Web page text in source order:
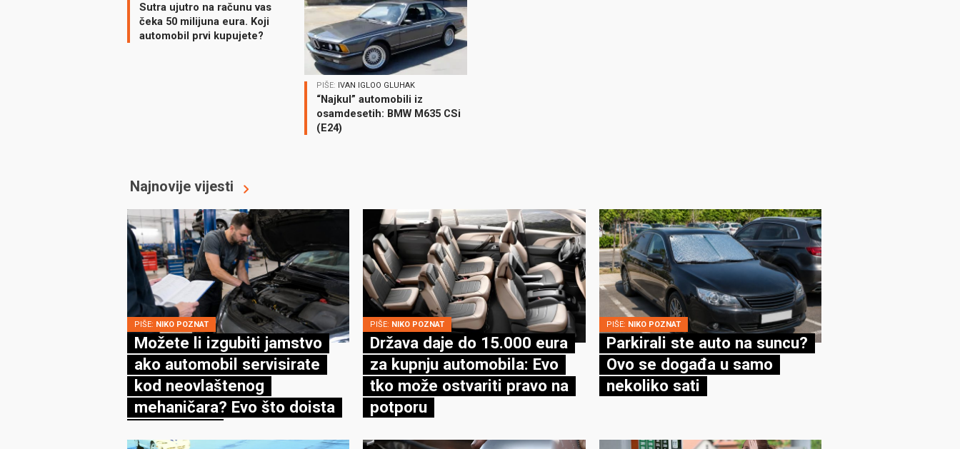
Sutra ujutro na računu vas
čeka 50 milijuna eura. Koji
automobil prvi kupujete?
PIŠE: IVAN IGLOO GLUHAK
“Najkul” automobili iz
osamdesetih: BMW M635 CSi
(E24)
Najnovije vijesti
PIŠE: NIKO POZNAT
Možete li izgubiti jamstvo
ako automobil servisirate
kod neovlaštenog
mehaničara? Evo što doista
PIŠE: NIKO POZNAT
Država daje do 15.000 eura
za kupnju automobila: Evo
tko može ostvariti pravo na
potporu
PIŠE: NIKO POZNAT
Parkirali ste auto na suncu?
Ovo se događa u samo
nekoliko sati